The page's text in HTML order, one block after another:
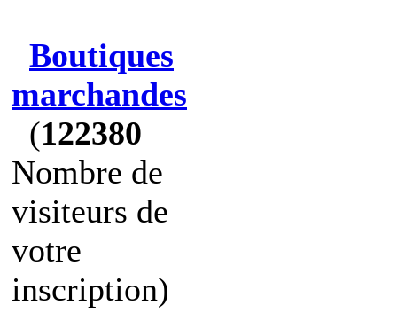
Boutiques
marchandes
(122380
Nombre de
visiteurs de
votre
inscription)